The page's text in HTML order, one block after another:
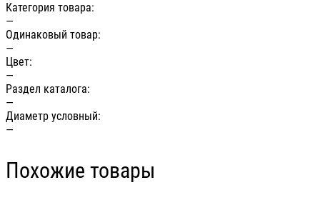
Категория товара:
—
Одинаковый товар:
—
Цвет:
—
Раздел каталога:
—
Диаметр условный:
—
Похожие товары